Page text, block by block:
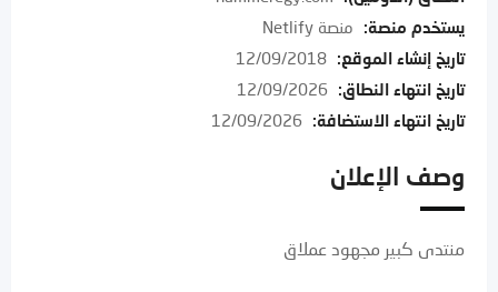
يستخدم منصة:
منصة Netlify
تاريخ إنشاء الموقع:
12/09/2018
تاريخ انتهاء النطاق:
12/09/2026
تاريخ انتهاء الاستضافة:
12/09/2026
وصف الإعلان
منتدى كبير مجهود عملاق